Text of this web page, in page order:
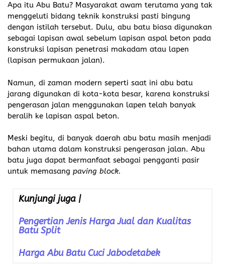
Apa itu Abu Batu? Masyarakat awam terutama yang tak
menggeluti bidang teknik konstruksi pasti bingung
dengan istilah tersebut. Dulu, abu batu biasa digunakan
sebagai lapisan awal sebelum lapisan aspal beton pada
konstruksi lapisan penetrasi makadam atau lapen
(lapisan permukaan jalan).
Namun, di zaman modern seperti saat ini abu batu
jarang digunakan di kota-kota besar, karena konstruksi
pengerasan jalan menggunakan lapen telah banyak
beralih ke lapisan aspal beton.
Meski begitu, di banyak daerah abu batu masih menjadi
bahan utama dalam konstruksi pengerasan jalan. Abu
batu juga dapat bermanfaat sebagai pengganti pasir
untuk memasang paving block.
Kunjungi juga |
Pengertian Jenis Harga Jual dan Kualitas
Batu Split
Harga Abu Batu Cuci Jabodetabek